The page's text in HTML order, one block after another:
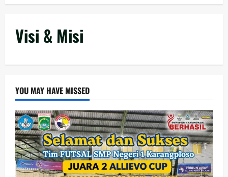
Visi & Misi
YOU MAY HAVE MISSED